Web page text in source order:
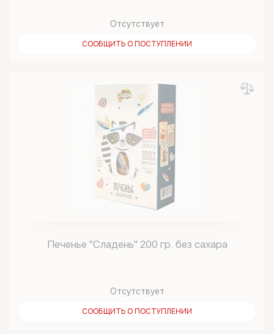
Отсутствует
СООБЩИТЬ О ПОСТУПЛЕНИИ
Печенье "Сладень" 200 гр. без сахара
Отсутствует
СООБЩИТЬ О ПОСТУПЛЕНИИ